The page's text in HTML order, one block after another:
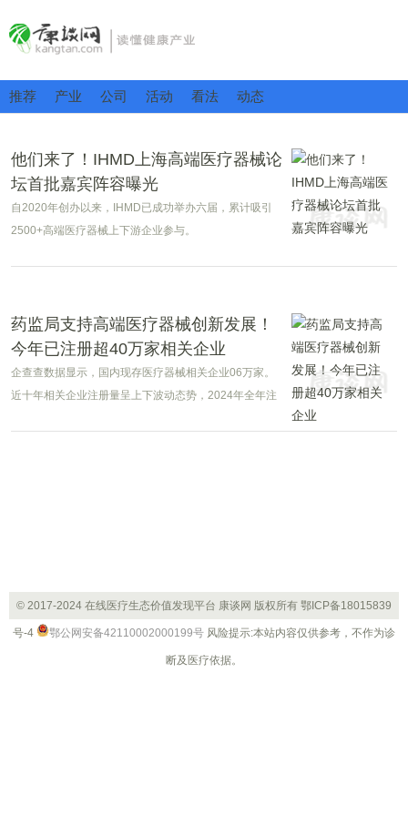
推荐 产业 公司 活动 看法 动态
他们来了！IHMD上海高端医疗器械论
坛首批嘉宾阵容曝光
自2020年创办以来，IHMD已成功举办六届，累计吸引
2500+高端医疗器械上下游企业参与。
药监局支持高端医疗器械创新发展！
今年已注册超40万家相关企业
企查查数据显示，国内现存医疗器械相关企业06万家。
近十年相关企业注册量呈上下波动态势，2024年全年注
© 2017-2024 在线医疗生态价值发现平台 康谈网 版权所有 鄂ICP备18015839
号-4 鄂公网安备42110002000199号 风险提示:本站内容仅供参考，不作为诊
断及医疗依据。